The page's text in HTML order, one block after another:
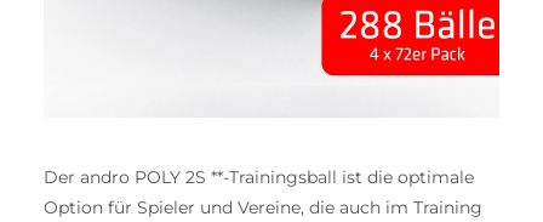
Der andro POLY 2S **-Trainingsball ist die optimale
Option für Spieler und Vereine, die auch im Training